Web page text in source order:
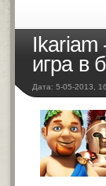
Ikariam
игра в
Дата: 5-05-2013,